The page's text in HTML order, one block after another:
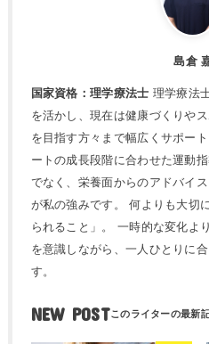
島倉
国家資格：理学療法士 理学療法
を活かし、現在は健康づくりや
を目指す方々まで幅広くサポー
ートの成長段階に合わせた運動
でなく、栄養面からのアドバイ
が私の強みです。 何よりも大切
られること」。 一時的な変化よ
を意識しながら、一人ひとりに
す。
NEW POST